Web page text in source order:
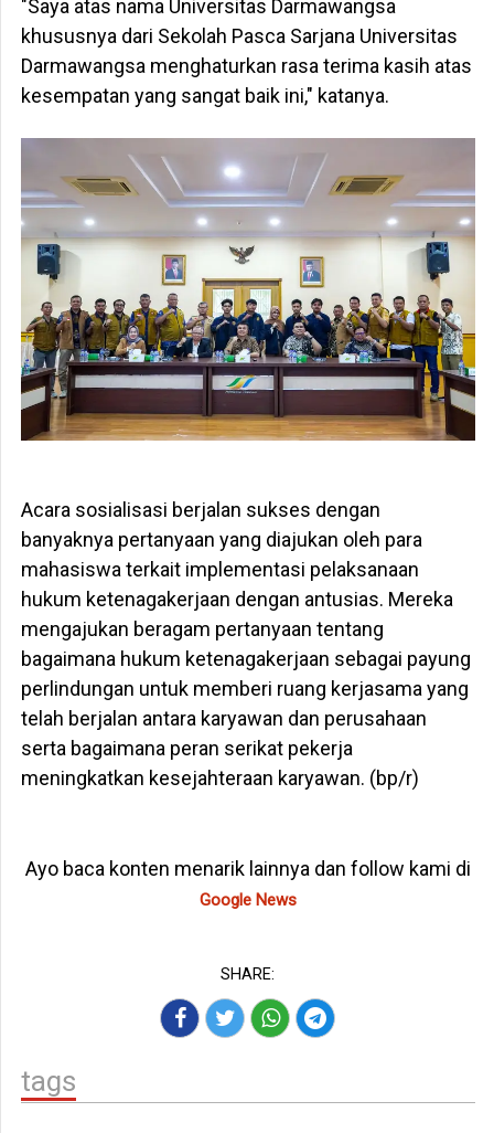
"Saya atas nama Universitas Darmawangsa
khususnya dari Sekolah Pasca Sarjana Universitas
Darmawangsa menghaturkan rasa terima kasih atas
kesempatan yang sangat baik ini," katanya.
Acara sosialisasi berjalan sukses dengan
banyaknya pertanyaan yang diajukan oleh para
mahasiswa terkait implementasi pelaksanaan
hukum ketenagakerjaan dengan antusias. Mereka
mengajukan beragam pertanyaan tentang
bagaimana hukum ketenagakerjaan sebagai payung
perlindungan untuk memberi ruang kerjasama yang
telah berjalan antara karyawan dan perusahaan
serta bagaimana peran serikat pekerja
meningkatkan kesejahteraan karyawan. (bp/r)
Ayo baca konten menarik lainnya dan follow kami di
Google News
SHARE:
tags